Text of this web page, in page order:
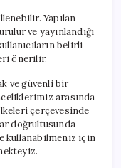
Yapılan
ve yayınlandığı
belirli
önerilir.
ve güvenli bir
arasında
çerçevesinde
doğrultusunda
kullanabilmeniz için